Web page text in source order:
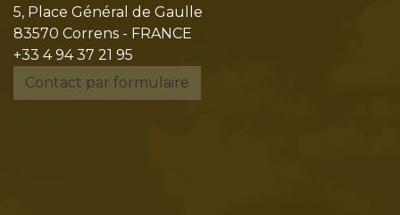
5, Place Général de Gaulle
83570 Correns - FRANCE
+33 4 94 37 21 95
Contact par formulaire